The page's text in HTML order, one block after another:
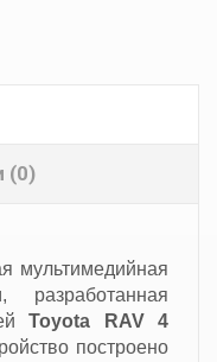
(0)
мультимедийная
Toyota RAV 4
построено